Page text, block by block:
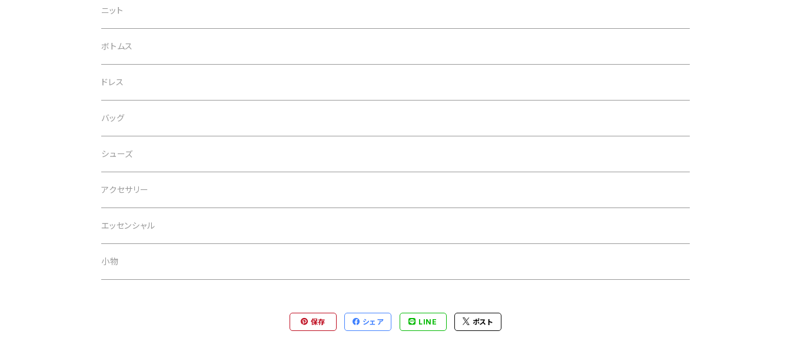
cletoile vintage
INCAUSA
Laura Lombardi
liquid
MACHETE
MARTINIANO
NANIN
Nothing Written
ニット
ボトムス
ドレス
バッグ
シューズ
アクセサリー
エッセンシャル
小物
保存 シェア LINE ポスト